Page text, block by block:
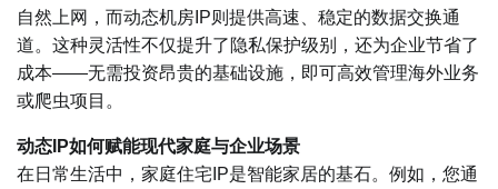
自然上网，而动态机房IP则提供高速、稳定的数据交换通
道。这种灵活性不仅提升了隐私保护级别，还为企业节省了
成本——无需投资昂贵的基础设施，即可高效管理海外业务
或爬虫项目。
动态IP如何赋能现代家庭与企业场景
在日常生活中，家庭住宅IP是智能家居的基石。例如，您通